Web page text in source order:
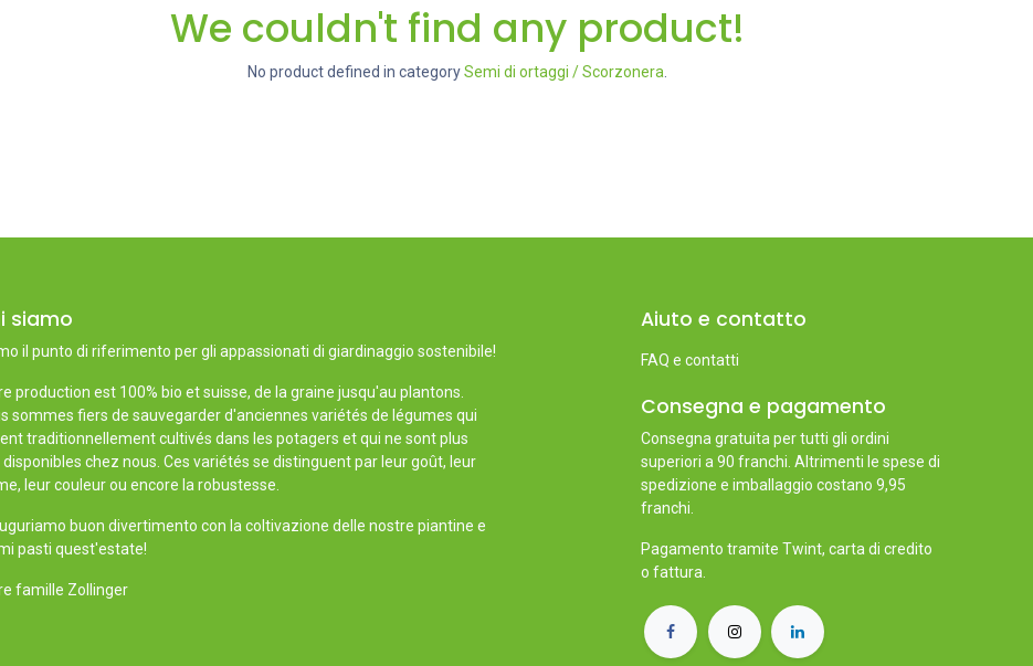
We couldn't find any product!
No product defined in categorySemi di ortaggi / Scorzonera
siamo
il punto di riferimento per gli appassionati di giardinaggio sostenibile!
production est 100% bio et suisse, de la graine jusqu'au plantons.
sommes fiers de sauvegarder d'anciennes variétés de légumes qui
traditionnellement cultivés dans les potagers et qui ne sont plus
disponibles chez nous. Ces variétés se distinguent par leur goût, leur
leur couleur ou encore la robustesse.
buon divertimento con la coltivazione delle nostre piantine e
pasti quest'estate!
famille Zollinger
Aiuto e contatto
FAQ e contatti
Consegna e pagamento
Consegna gratuita per tutti gli ordini
superiori a 90 franchi. Altrimenti le spese di
spedizione e imballaggio costano 9,95
franchi.
Pagamento tramite Twint, carta di credito
o fattura.